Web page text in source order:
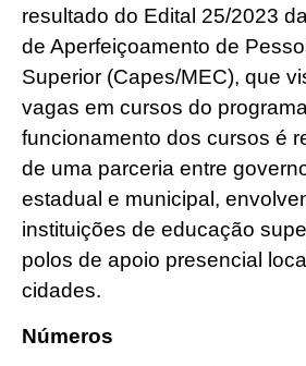
resultado do Edital 25/2023
de Aperfeiçoamento de
Superior (Capes/MEC), que
vagas em cursos do
funcionamento dos cursos é
de uma parceria entre
estadual e municipal,
instituições de educação
polos de apoio presencial
cidades.
Números